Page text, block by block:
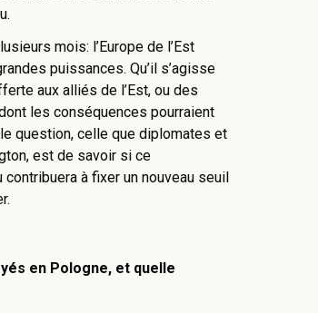
mois: l’Europe de l’Est
puissances. Qu’il s’agisse
aux alliés de l’Est, ou des
les conséquences pourraient
question, celle que diplomates et
est de savoir si ce
à fixer un nouveau seuil
en Pologne, et quelle